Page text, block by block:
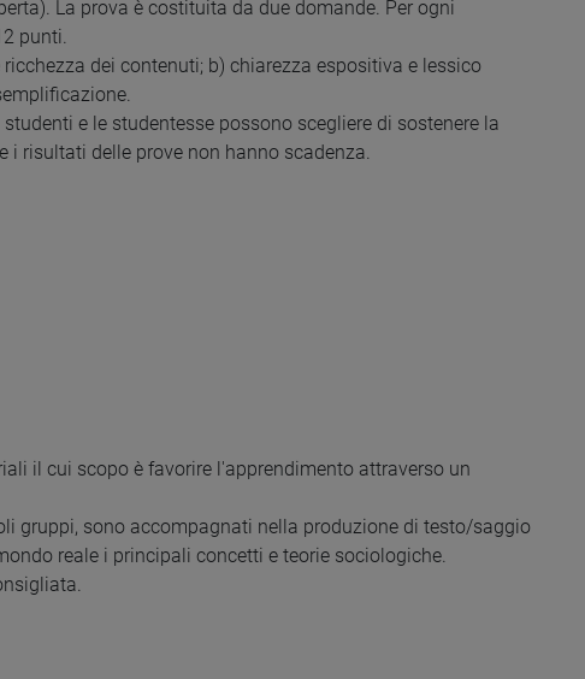
La prova è costituita da due domande. Per ogni
punti.
dei contenuti; b) chiarezza espositiva e lessico
e le studentesse possono scegliere di sostenere la
i risultati delle prove non hanno scadenza.
il cui scopo è favorire l'apprendimento attraverso un
gruppi, sono accompagnati nella produzione di testo/saggio
reale i principali concetti e teorie sociologiche.